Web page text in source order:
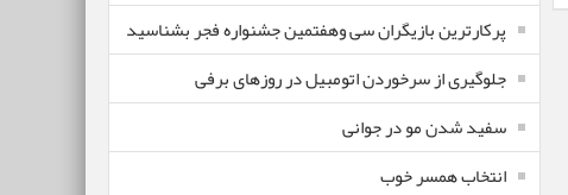
پرکارترین بازیگران سی وهفتمین جشنواره فجر بشناسید
جلوگیری از سرخوردن اتومبیل در روزهای برفی
سفید شدن مو در جوانی
انتخاب همسر خوب